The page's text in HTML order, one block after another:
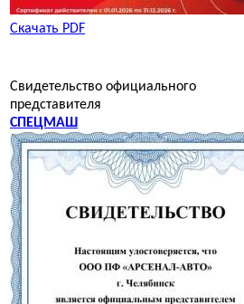
Скачать PDF
Свидетельство официального
представителя
СПЕЦМАШ